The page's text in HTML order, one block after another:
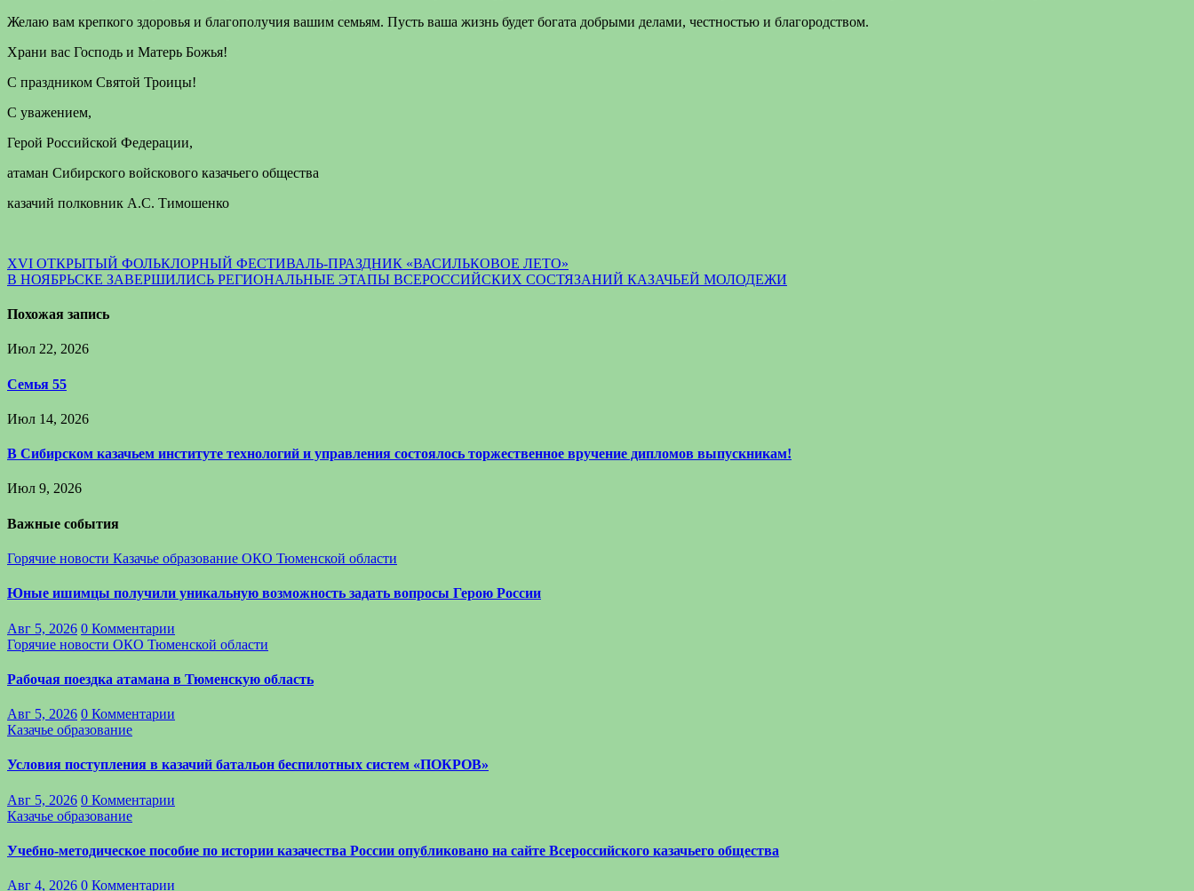
Желаю вам крепкого здоровья и благополучия вашим семьям. Пусть ваша жизнь будет богата добрыми делами, честностью и благородством.
Храни вас Господь и Матерь Божья!
С праздником Святой Троицы!
С уважением,
Герой Российской Федерации,
атаман Сибирского войскового казачьего общества
казачий полковник А.С. Тимошенко
Навигация
по
записям
XVI ОТКРЫТЫЙ ФОЛЬКЛОРНЫЙ ФЕСТИВАЛЬ-ПРАЗДНИК «ВАСИЛЬКОВОЕ ЛЕТО»
В НОЯБРЬСКЕ ЗАВЕРШИЛИСЬ РЕГИОНАЛЬНЫЕ ЭТАПЫ ВСЕРОССИЙСКИХ СОСТЯЗАНИЙ КАЗАЧЬЕЙ МОЛОДЕЖИ
Похожая запись
Июл 22, 2026
Семья 55
Июл 14, 2026
В Сибирском казачьем институте технологий и управления состоялось торжественное вручение дипломов выпускникам!
Июл 9, 2026
Важные события
Горячие новости Казачье образование ОКО Тюменской области
Юные ишимцы получили уникальную возможность задать вопросы Герою России
Авг 5, 2026 0 Комментарии
Горячие новости ОКО Тюменской области
Рабочая поездка атамана в Тюменскую область
Авг 5, 2026 0 Комментарии
Казачье образование
Условия поступления в казачий батальон беспилотных систем «ПОКРОВ»
Авг 5, 2026 0 Комментарии
Казачье образование
Учебно-методическое пособие по истории казачества России опубликовано на сайте Всероссийского казачьего общества
Авг 4, 2026 0 Комментарии